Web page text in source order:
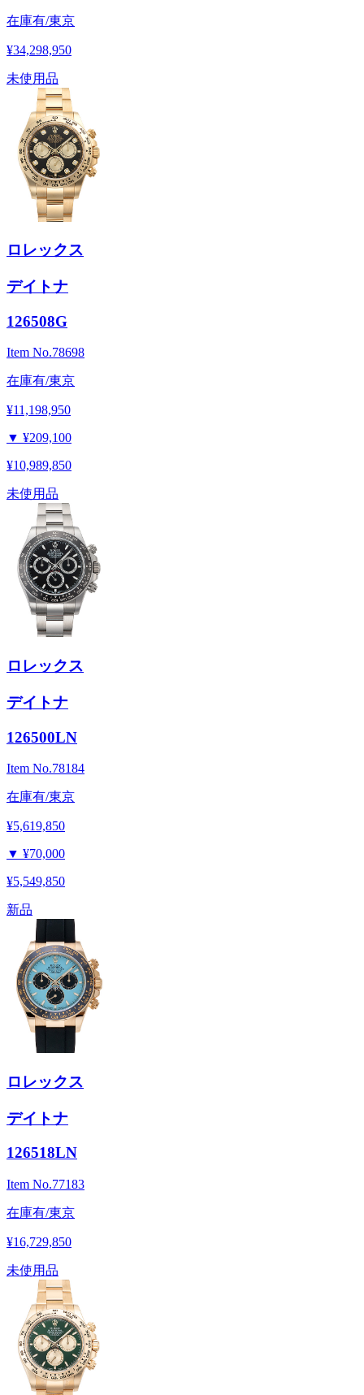
在庫有/東京
¥34,298,950
未使用品
ロレックス
デイトナ
126508G
Item No.78698
在庫有/東京
¥11,198,950
▼ ¥209,100
¥10,989,850
未使用品
ロレックス
デイトナ
126500LN
Item No.78184
在庫有/東京
¥5,619,850
▼ ¥70,000
¥5,549,850
新品
ロレックス
デイトナ
126518LN
Item No.77183
在庫有/東京
¥16,729,850
未使用品